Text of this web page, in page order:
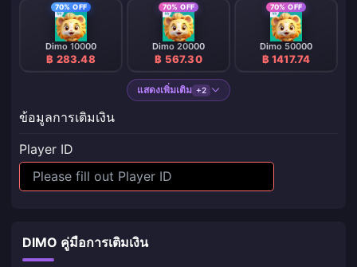
70% OFF
Dimo 10000
฿ 283.48
70% OFF
Dimo 20000
฿ 567.30
70% OFF
Dimo 50000
฿ 1417.74
แสดงเพิ่มเติม +2
ข้อมูลการเติมเงิน
Player ID
DIMO คู่มือการเติมเงิน